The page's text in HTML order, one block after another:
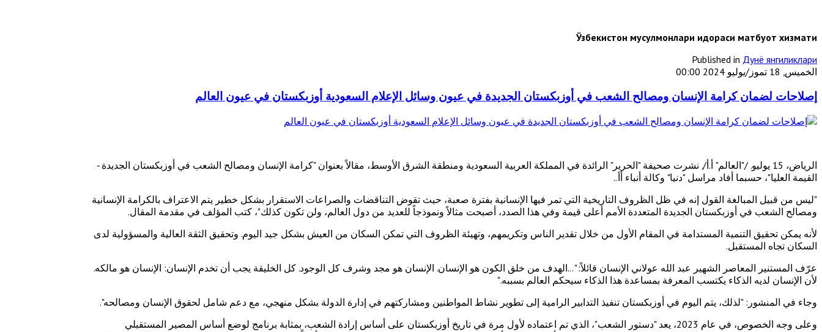
Ўзбекистон мусулмонлари идораси матбуот хизмати
Published in Дунё янгиликлари
الخميس, 18 تموز/يوليو 2024 00:00
إصلاحات لضمان كرامة الإنسان ومصالح الشعب في أوزبكستان الجديدة في عيون وسائل الإعلام السعودية أوزبكستان في عيون العالم
الرياض، 15 يوليو. /"العالم" أ.أ/. نشرت صحيفة "الحرير" الرائدة في المملكة العربية السعودية ومنطقة الشرق الأوسط، مقالاً بعنوان "كرامة الإنسان ومصالح الشعب في أوزبكستان الجديدة -
القيمة العليا"، حسبما أفاد مراسل "دنيا" وكالة أنباء أأ..
"ليس من قبيل المبالغة القول إنه في ظل الظروف التاريخية التي تمر فيها الإنسانية بفترة صعبة، حيث تقوض التناقضات والصراعات الاستقرار بشكل خطير يتم الاعتراف بالكرامة الإنسانية
ومصالح الشعب في أوزبكستان الجديدة المتعددة الأمم أعلى قيمة وفي هذا الصدد، أصبحت مثالاً ونموذجاً للعديد من دول العالم، ولن تكون كذلك"، كتب المؤلف في مقدمة المقال.
لأنه يمكن تحقيق التنمية المستدامة في المقام الأول من خلال تقدير الناس وتكريمهم، وتهيئة الظروف التي تمكن السكان من العيش بشكل جيد اليوم. وتحقيق الثقة العالية والمسؤولية لدى
السكان تجاه المستقبل.
عرّف المستنير المعاصر الشهير عبد الله عولاني الإنسان قائلاً: "...الهدف من خلق الكون هو الإنسان. الإنسان هو مجد وشرف كل الوجود. كل الخليقة يجب أن تخدم الإنسان: الإنسان هو مالكه.
لأن الإنسان لديه الذكاء يكتسب المعرفة بمساعدة هذا الذكاء سيحكم العالم بسببه."
وجاء في المنشور: "لذلك، يتم اليوم في أوزبكستان تنفيذ التدابير الرامية إلى تطوير نشاط المواطنين ومشاركتهم في إدارة الدولة بشكل منهجي، مع دعم شامل لحقوق الإنسان ومصالحه".
وعلى وجه الخصوص، في عام 2023، يعد "دستور الشعب"، الذي تم اعتماده لأول مرة في تاريخ أوزبكستان على أساس إرادة الشعب، بمثابة برنامج لوضع أساس المصير المستقبلي